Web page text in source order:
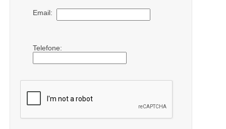
Email:
Telefone: